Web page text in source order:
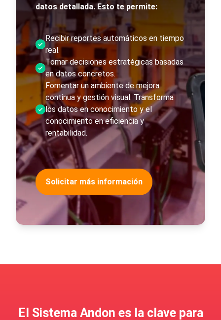
datos detallada. Esto te permite:
Recibir reportes automáticos en tiempo
real.
Tomar decisiones estratégicas basadas
en datos concretos.
Fomentar un ambiente de mejora
continua y gestión visual. Transforma
los datos en conocimiento y el
conocimiento en eficiencia y
rentabilidad.
Solicitar más información
El Sistema Andon es la clave para